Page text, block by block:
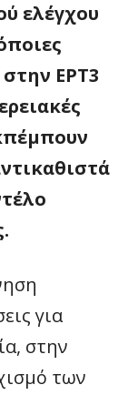
ελέγχου
ΕΡΤ3
για
στην
των